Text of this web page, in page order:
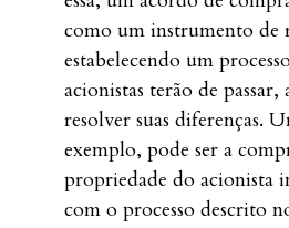
como um instrumento de
estabelecendo um
acionistas terão de
resolver suas diferenças.
exemplo, pode ser a
propriedade do acionista
com o processo descrito